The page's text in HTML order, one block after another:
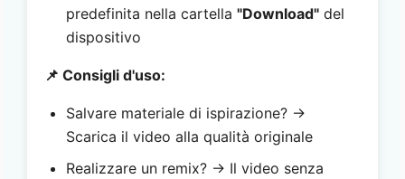
predefinita nella cartella"Download" del
dispositivo
📌 Consigli d'uso:
Salvare materiale di ispirazione? →
Scarica il video alla qualità originale
Realizzare un remix? → Il video senza